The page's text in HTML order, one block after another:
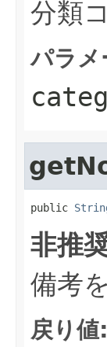
分類
パラメ
public
非推
備考
戻り値: